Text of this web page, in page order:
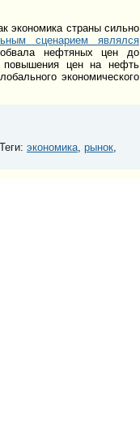
экономика страны сильно
сценарием являлся
нефтяных цен до
повышения цен на нефть
экономического
Теги: экономика рынок